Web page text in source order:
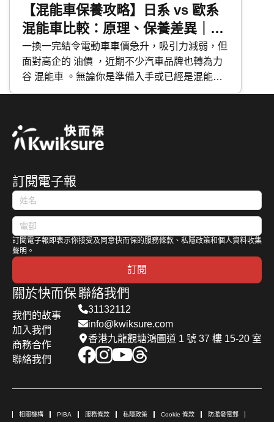
【混能車保養攻略】日系 vs 歐系
混能車比較：原理、保養差異｜維
修成本分析
一換一完結令電動車車價急升，吸引力減弱，但
面對高企的 油價 ，近期不少汽車品牌也轉為力
谷 混能車 。無論你是準備入手或已經是混能車
主，應該如何分辨不同種類的混能車？應該如何
歐系混能車特點及混能車保養攻略。
訂閱電子報
訂閱電子報即表示你接受及同意快而保的服務條款、私隱政策和個人資料收集
聲明。
訂閱
關於快而保
我們的故事
加入我們
商務合作
聯絡我們
聯絡我們
31132112
info@kwiksure.com
香港九龍觀塘鴻圖道 1 號 37 樓 15-20 室
相關機構 PIBA 服務條款 私隱政策 Cookie 條款 防濫發電郵